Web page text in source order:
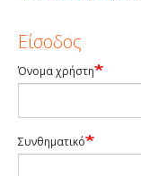
Είσοδος
Όνομα χρήστη
Συνθηματικό